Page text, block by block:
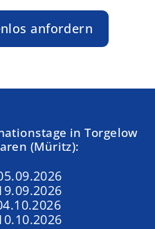
anfordern
in Torgelow
(Müritz):